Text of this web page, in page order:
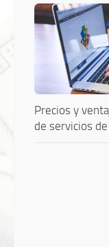
Precios y
de servicios